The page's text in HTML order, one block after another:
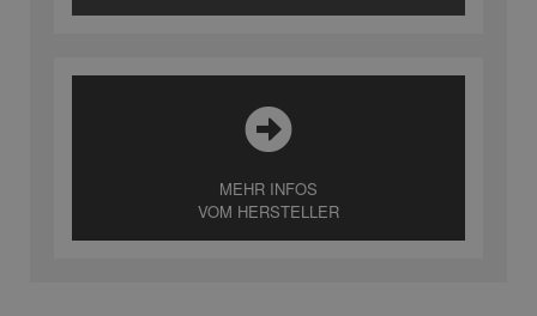
MEHR INFOS
VOM HERSTELLER